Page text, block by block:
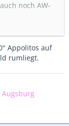
noch AW-
Appolitos auf
rumliegt.